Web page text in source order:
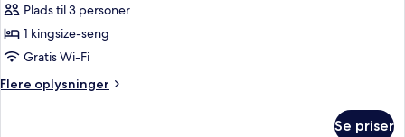
Suíte
Superior
Plads til 3 personer
1 kingsize-seng
Gratis Wi-Fi
Flere oplysninger
Flere
Se priser